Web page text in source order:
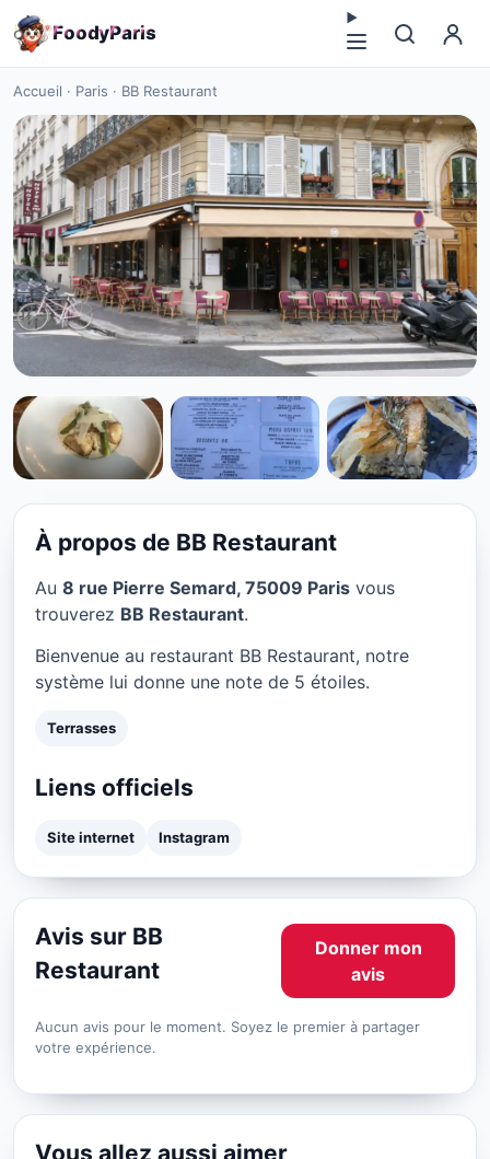
FoodyParis
Accueil · Paris · BB Restaurant
TERRASSES
BB Restaurant à Paris
★ 5/5
À propos de BB Restaurant
Au 8 rue Pierre Semard, 75009 Paris vous
trouverez BB Restaurant.
Bienvenue au restaurant BB Restaurant, notre
système lui donne une note de 5 étoiles.
Terrasses
Liens officiels
Site internet Instagram
Avis sur BB
Restaurant
Donner mon
avis
Aucun avis pour le moment. Soyez le premier à partager
votre expérience.
Vous allez aussi aimer